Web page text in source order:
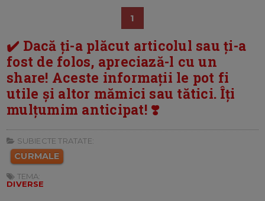
1
✔️ Dacă ți-a plăcut articolul sau ți-a
fost de folos, apreciază-l cu un
share! Aceste informații le pot fi
utile și altor mămici sau tătici. Îți
mulțumim anticipat! ❣️
SUBIECTE TRATATE:
CURMALE
TEMA:
DIVERSE